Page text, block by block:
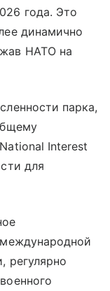
года. Это
динамично
НАТО на
парка,
Interest
для
регулярно